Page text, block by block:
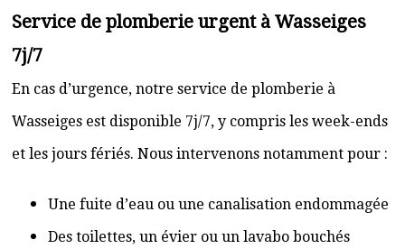
Service de plomberie urgent à Wasseiges
7j/7
En cas d’urgence, notre service de plomberie à
Wasseiges est disponible 7j/7, y compris les week-ends
et les jours fériés. Nous intervenons notamment pour :
Une fuite d’eau ou une canalisation endommagée
Des toilettes, un évier ou un lavabo bouchés